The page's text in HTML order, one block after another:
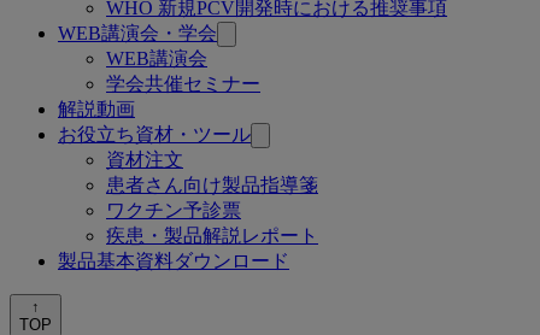
WHO 新規PCV開発時における推奨事項
WEB講演会・学会
WEB講演会
学会共催セミナー
解説動画
お役立ち資材・ツール
資材注文
患者さん向け製品指導箋
ワクチン予診票
疾患・製品解説レポート
製品基本資料ダウンロード
↑
TOP